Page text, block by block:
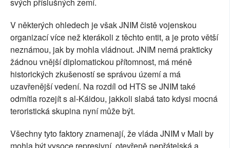
svých příslušných zemí.
V některých ohledech je však JNIM čistě vojenskou
organizací více než kterákoli z těchto entit, a je proto větší
neznámou, jak by mohla vládnout. JNIM nemá prakticky
žádnou vnější diplomatickou přítomnost, má méně
historických zkušeností se správou území a má
uzavřenější vedení. Na rozdíl od HTS se JNIM také
odmítla rozejít s al-Káidou, jakkoli slabá tato kdysi mocná
teroristická skupina nyní může být.
Všechny tyto faktory znamenají, že vláda JNIM v Mali by